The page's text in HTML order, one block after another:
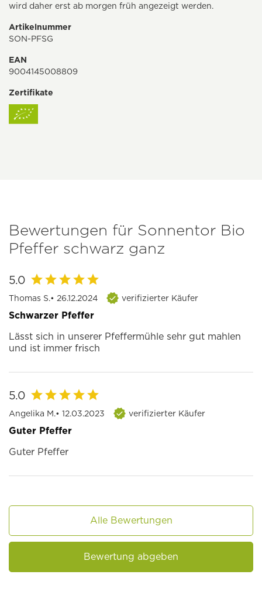
wird daher erst ab morgen früh angezeigt werden.
Artikelnummer
SON-PFSG
EAN
9004145008809
Zertifikate
Bewertungen für Sonnentor Bio
Pfeffer schwarz ganz
5.0
Thomas S.• 26.12.2024 verifizierter Käufer
Schwarzer Pfeffer
Lässt sich in unserer Pfeffermühle sehr gut mahlen
und ist immer frisch
5.0
Angelika M.• 12.03.2023 verifizierter Käufer
Guter Pfeffer
Guter Pfeffer
Alle Bewertungen
Bewertung abgeben